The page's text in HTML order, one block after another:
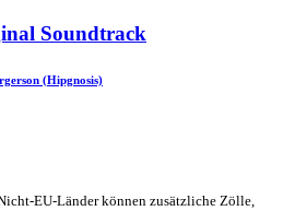
Soundtrack
(Hipgnosis)
EU-Länder können zusätzliche Zölle,